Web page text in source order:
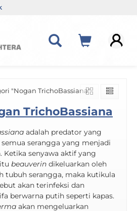
"Nogan TrichoBassiana"
TrichoBassiana
adalah predator yang
serangga yang menjadi
Ketika senyawa aktif yang
beauverin dikeluarkan oleh
tubuh serangga, maka kutikula
akan terinfeksi dan
berwarna putih seperti kapas.
akan mengeluarkan